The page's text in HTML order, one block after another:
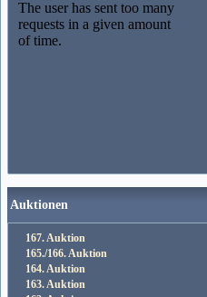
Auktionen
167. Auktion
165./166. Auktion
164. Auktion
163. Auktion